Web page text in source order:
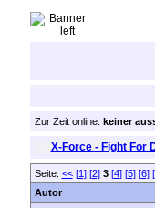
Zur Zeit online: keiner
X-Force - Fight For
Seite: << [1] [2] 3 [4] [5] [6]
Autor